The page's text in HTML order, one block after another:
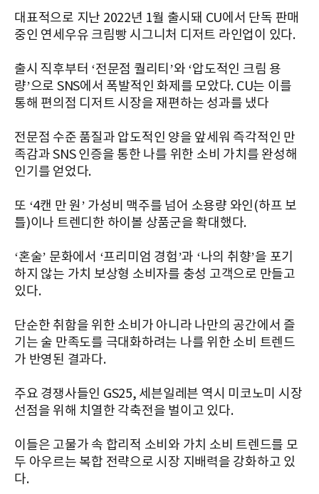
대표적으로 지난 2022년 1월 출시돼 CU에서 단독 판매
중인 연세우유 크림빵 시그니처 디저트 라인업이 있다.
출시 직후부터 ‘전문점 퀄리티’와 ‘압도적인 크림 용
량’으로 SNS에서 폭발적인 화제를 모았다. CU는 이를
통해 편의점 디저트 시장을 재편하는 성과를 냈다
전문점 수준 품질과 압도적인 양을 앞세워 즉각적인 만
족감과 SNS 인증을 통한 나를 위한 소비 가치를 완성해
인기를 얻었다.
또 ‘4캔 만 원’ 가성비 맥주를 넘어 소용량 와인(하프 보
틀)이나 트렌디한 하이볼 상품군을 확대했다.
‘혼술’ 문화에서 ‘프리미엄 경험’과 ‘나의 취향’을 포기
하지 않는 가치 보상형 소비자를 충성 고객으로 만들고
있다.
단순한 취함을 위한 소비가 아니라 나만의 공간에서 즐
기는 술 만족도를 극대화하려는 나를 위한 소비 트렌드
가 반영된 결과다.
주요 경쟁사들인 GS25, 세븐일레븐 역시 미코노미 시장
선점을 위해 치열한 각축전을 벌이고 있다.
이들은 고물가 속 합리적 소비와 가치 소비 트렌드를 모
두 아우르는 복합 전략으로 시장 지배력을 강화하고 있
다.